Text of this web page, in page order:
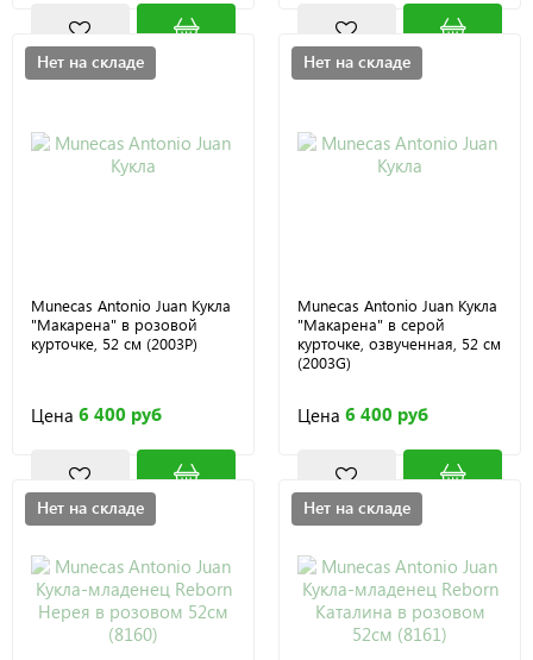
Нет на складе
Munecas Antonio Juan Кукла
"Макарена" в розовой
курточке, 52 см (2003P)
Цена 6 400 руб
Нет на складе
Munecas Antonio Juan Кукла
"Макарена" в серой
курточке, озвученная, 52 см
(2003G)
Цена 6 400 руб
Нет на складе Нет на складе